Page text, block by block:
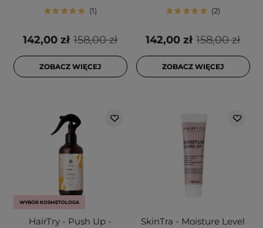
1
158,00 zł
142,00 zł
ZOBACZ WIĘCEJ
2
158,00 zł
142,00 zł
ZOBACZ WIĘCEJ
WYBÓR KOSMETOLOGA
HairTry - Push Up -
SkinTra - Moisture Level